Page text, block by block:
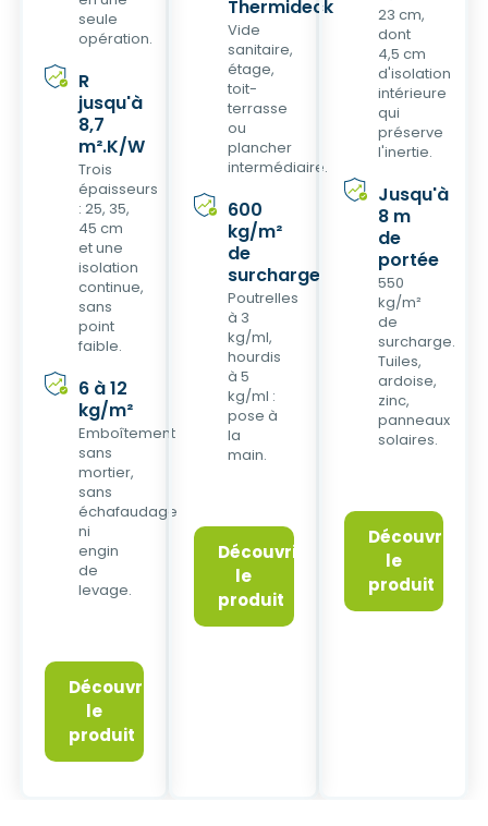
seule
opération.
R
jusqu'à
8,7
m².K/W
Trois
épaisseurs
: 25, 35,
45 cm
et une
isolation
continue,
sans
point
faible.
6 à 12
kg/m²
Emboîtement
sans
mortier,
sans
échafaudage
ni
engin
de
levage.
Découvrir
le
produit
Thermideck
Vide
sanitaire,
étage,
toit-
terrasse
ou
plancher
intermédiaire.
600
kg/m²
de
surcharge
Poutrelles
à 3
kg/ml,
hourdis
à 5
kg/ml :
pose à
la
main.
Découvrir
le
produit
23 cm,
dont
4,5 cm
d'isolation
intérieure
qui
préserve
l'inertie.
Jusqu'à
8 m
de
portée
550
kg/m²
de
surcharge.
Tuiles,
ardoise,
zinc,
panneaux
solaires.
Découvrir
le
produit